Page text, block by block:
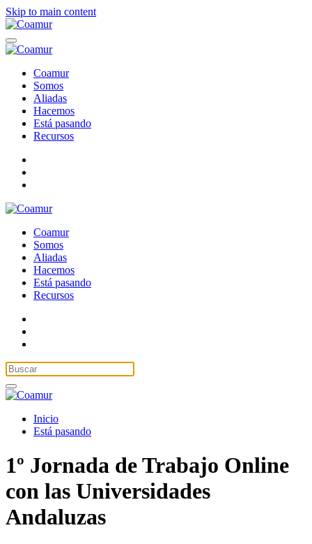
Skip to main content
Coamur
Somos
Aliadas
Hacemos
Está pasando
Recursos
Coamur
Somos
Aliadas
Hacemos
Está pasando
Recursos
Inicio
Está pasando
1º Jornada de Trabajo Online
con las Universidades
Andaluzas